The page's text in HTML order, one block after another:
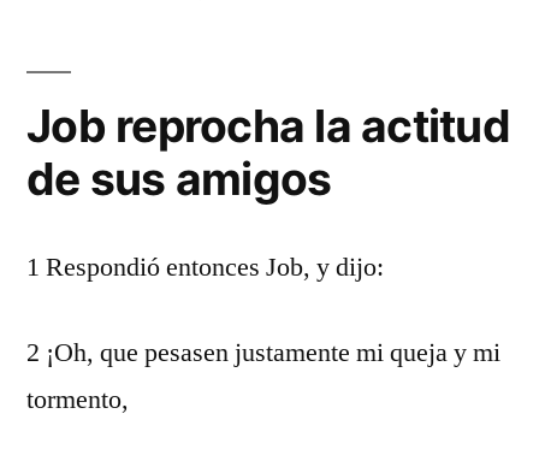
Job reprocha la actitud
de sus amigos
1 Respondió entonces Job, y dijo:
2 ¡Oh, que pesasen justamente mi queja y mi
tormento,